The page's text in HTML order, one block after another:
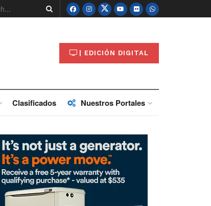
| EDICIÓN DIGITAL
Clasificados Nuestros Portales